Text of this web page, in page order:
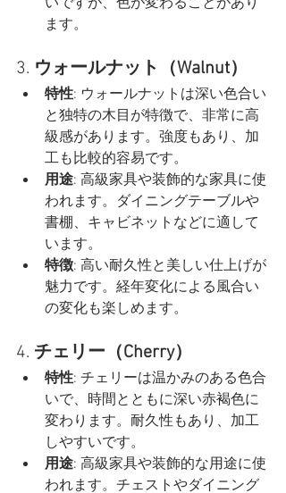
ます。
3. ウォールナット（Walnut）
特性: ウォールナットは深い色合い
と独特の木目が特徴で、非常に高
級感があります。強度もあり、加
工も比較的容易です。
用途: 高級家具や装飾的な家具に使
われます。ダイニングテーブルや
書棚、キャビネットなどに適して
います。
特徴: 高い耐久性と美しい仕上げが
魅力です。経年変化による風合い
の変化も楽しめます。
4. チェリー（Cherry）
特性: チェリーは温かみのある色合
いで、時間とともに深い赤褐色に
変わります。耐久性もあり、加工
しやすいです。
用途: 高級家具や装飾的な用途に使
われます。チェストやダイニング